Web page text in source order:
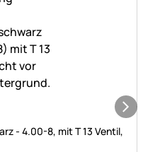
- 4.00-8, mit T 13 Ventil,